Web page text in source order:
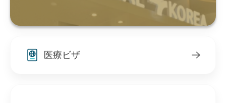
医療ビザ